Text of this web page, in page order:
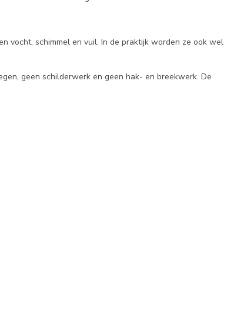
vocht, schimmel en vuil. In de praktijk worden ze ook wel
geen schilderwerk en geen hak- en breekwerk. De